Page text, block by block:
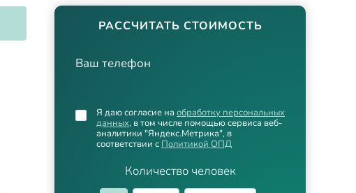
РАССЧИТАТЬ СТОИМОСТЬ
Ваш телефон
Количество человек
Я даю согласие на обработку персональных
данных, в том числе помощью сервиса веб-
аналитики "Яндекс.Метрика", в
соответствии с Политикой ОПД